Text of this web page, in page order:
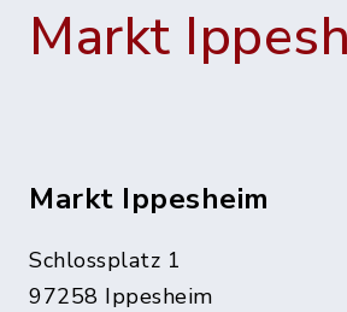
Markt
Markt Ippesheim
Schlossplatz 1
97258 Ippesheim